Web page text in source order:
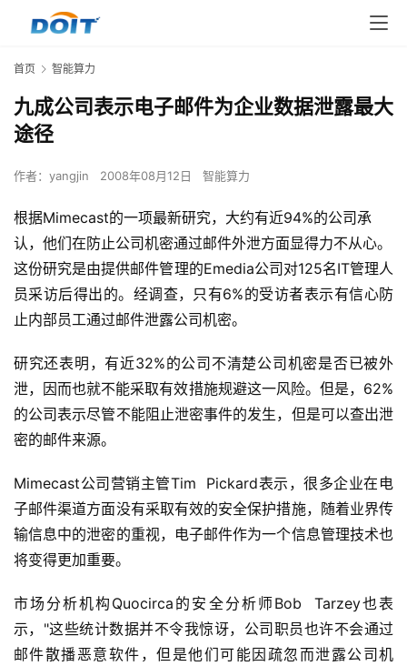
首页 智能算力
九成公司表示电子邮件为企业数据泄露最大
途径
作者： yangjin 2008年08月12日 智能算力
根据Mimecast的一项最新研究，大约有近94%的公司承
认，他们在防止公司机密通过邮件外泄方面显得力不从心。
这份研究是由提供邮件管理的Emedia公司对125名IT管理人
员采访后得出的。经调查，只有6%的受访者表示有信心防
止内部员工通过邮件泄露公司机密。
研究还表明，有近32%的公司不清楚公司机密是否已被外
泄，因而也就不能采取有效措施规避这一风险。但是，62%
的公司表示尽管不能阻止泄密事件的发生，但是可以查出泄
密的邮件来源。
Mimecast公司营销主管Tim  Pickard表示，很多企业在电
子邮件渠道方面没有采取有效的安全保护措施，随着业界传
输信息中的泄密的重视，电子邮件作为一个信息管理技术也
将变得更加重要。
市场分析机构Quocirca的安全分析师Bob  Tarzey也表
示，"这些统计数据并不令我惊讶，公司职员也许不会通过
邮件散播恶意软件，但是他们可能因疏忽而泄露公司机